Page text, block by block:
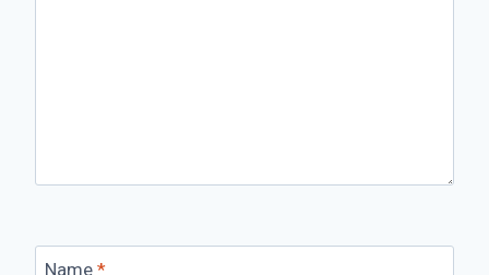
Name *